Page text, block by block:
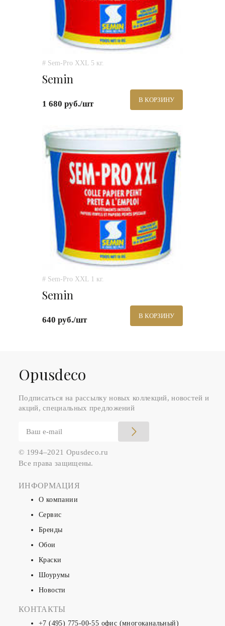
# Sem-Pro XXL 5 кг.
Semin
1 680 руб./шт В КОРЗИНУ
# Sem-Pro XXL 1 кг.
Semin
640 руб./шт В КОРЗИНУ
Оpusdeco
Подписаться на рассылку новых коллекций, новостей и
акций, специальных предложений
© 1994–2021 Opusdeco.ru
Все права защищены.
ИНФОРМАЦИЯ
О компании
Сервис
Бренды
Обои
Краски
Шоурумы
Новости
КОНТАКТЫ
+7 (495) 775-00-55 офис (многоканальный)